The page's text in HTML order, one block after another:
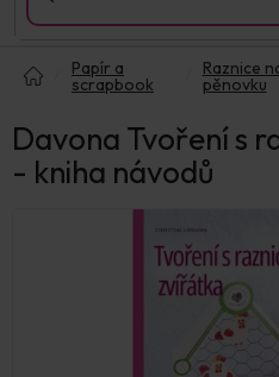
Papír a
scrapbook
Raznice
pěnovku
Davona Tvoření s
- kniha návodů